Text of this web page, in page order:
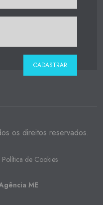
os direitos reservados.
Política de Cookies
ME